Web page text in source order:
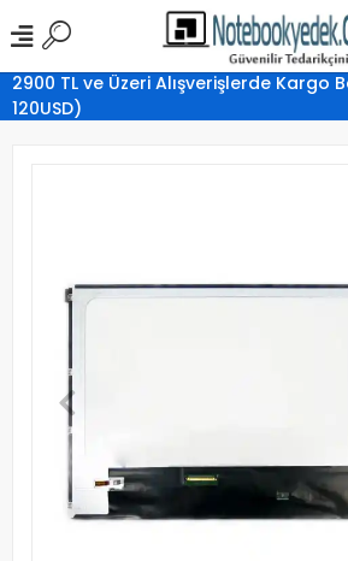
2900 TL ve Üzeri Alışverişlerde Kargo
120USD)